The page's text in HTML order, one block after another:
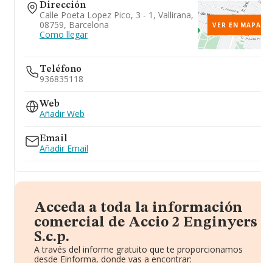
Dirección
Calle Poeta Lopez Pico, 3 - 1, Vallirana,
08759, Barcelona
Como llegar
VER EN MAPA
Teléfono
936835118
Web
Añadir Web
Email
Añadir Email
Acceda a toda la información
comercial de Accio 2 Enginyers
S.c.p.
A través del informe gratuito que te proporcionamos
desde Einforma, donde vas a encontrar: